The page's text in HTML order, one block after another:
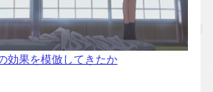
効果を模倣してきたか